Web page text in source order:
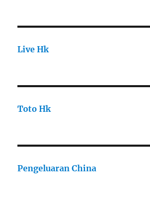
Live Hk
Toto Hk
Pengeluaran China